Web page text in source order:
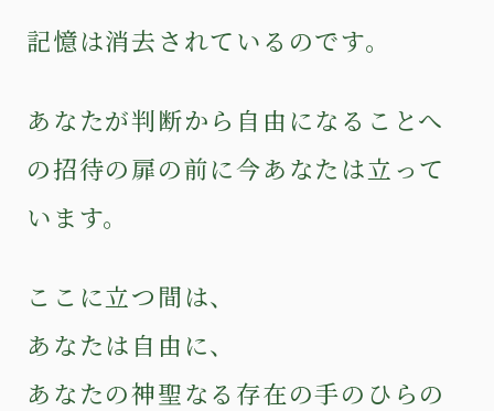
記憶は消去されているのです。
あなたが判断から自由になることへ
の招待の扉の前に今あなたは立って
います。
ここに立つ間は、
あなたは自由に、
あなたの神聖なる存在の手のひらの